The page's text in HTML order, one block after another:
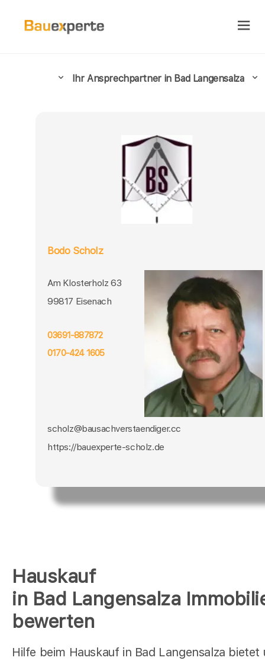
Hauskauf
in Bad Langensalza
bewerten
Hilfe beim Hauskauf in Bad Langensalza bietet
Ihr Ansprechpartner in Bad Langensalza
Bodo Scholz
Am Klosterholz 63
99817 Eisenach
03691-887872
0170-424 1605
scholz@bausachverstaendiger.cc
https://bauexperte-scholz.de